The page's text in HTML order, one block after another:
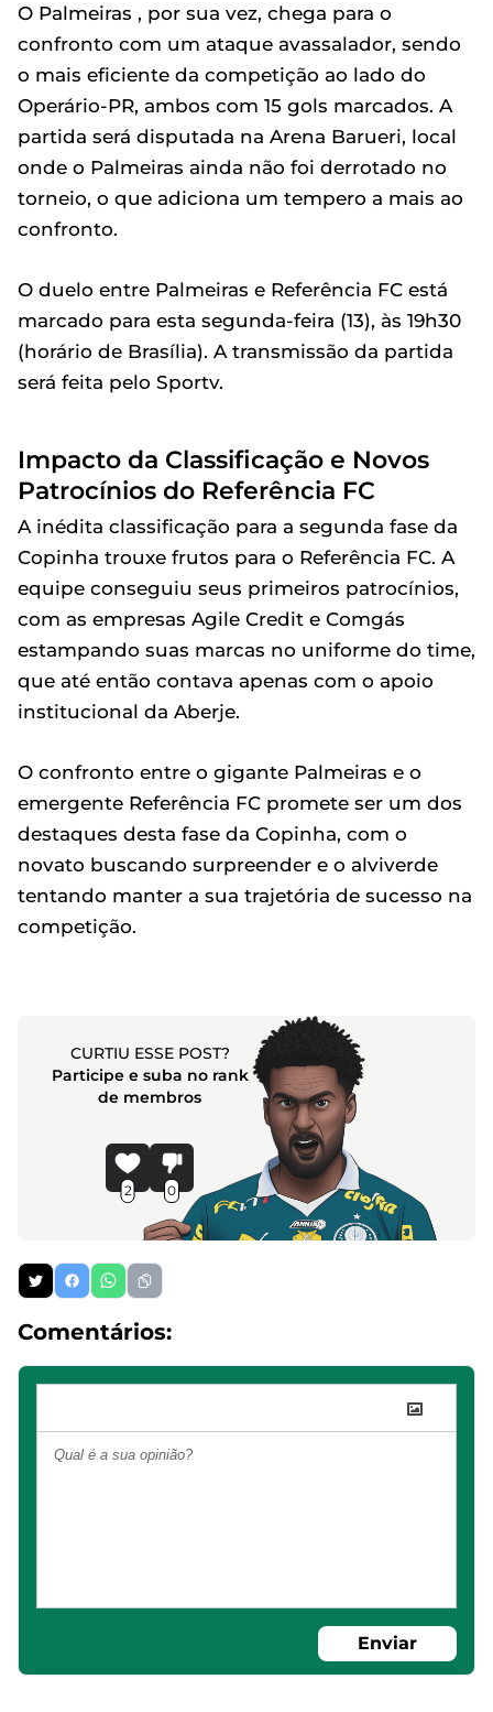
O Palmeiras , por sua vez, chega para o
confronto com um ataque avassalador, sendo
o mais eficiente da competição ao lado do
Operário-PR, ambos com 15 gols marcados. A
partida será disputada na Arena Barueri, local
onde o Palmeiras ainda não foi derrotado no
torneio, o que adiciona um tempero a mais ao
confronto.
O duelo entre Palmeiras e Referência FC está
marcado para esta segunda-feira (13), às 19h30
(horário de Brasília). A transmissão da partida
será feita pelo Sportv.
Impacto da Classificação e Novos
Patrocínios do Referência FC
A inédita classificação para a segunda fase da
Copinha trouxe frutos para o Referência FC. A
equipe conseguiu seus primeiros patrocínios,
com as empresas Agile Credit e Comgás
estampando suas marcas no uniforme do time,
que até então contava apenas com o apoio
institucional da Aberje.
O confronto entre o gigante Palmeiras e o
emergente Referência FC promete ser um dos
destaques desta fase da Copinha, com o
novato buscando surpreender e o alviverde
tentando manter a sua trajetória de sucesso na
competição.
CURTIU ESSE POST?
Participe e suba no rank
de membros
2 0
Comentários:
Enviar